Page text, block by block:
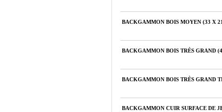
BACKGAMMON BOIS MOYEN (33 X
BACKGAMMON BOIS TRÈS GRAND
BACKGAMMON BOIS TRÈS GRAND
BACKGAMMON CUIR SURFACE DE